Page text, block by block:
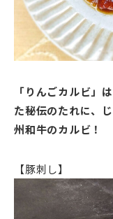
「りんごカルビ」
た秘伝のたれに、
州和牛のカルビ！
【豚刺し】